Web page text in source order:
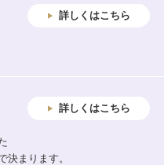
詳しくはこちら
詳しくはこちら
決まります。